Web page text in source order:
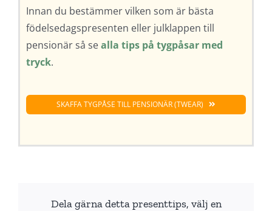
Innan du bestämmer vilken som är bästa
födelsedagspresenten eller julklappen till
pensionär så sealla tips på tygpåsar med
tryck.
SKAFFA TYGPÅSE TILL PENSIONÄR (TWEAR)
Dela gärna detta presenttips, välj en